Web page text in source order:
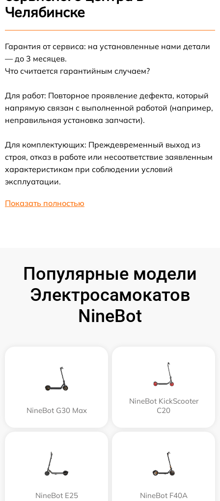
Челябинске
Гарантия от сервиса: на установленные нами детали
— до 3 месяцев.
Что считается гарантийным случаем?
Для работ: Повторное проявление дефекта, который
напрямую связан с выполненной работой (например,
неправильная установка запчасти).
Для комплектующих: Преждевременный выход из
строя, отказ в работе или несоответствие заявленным
характеристикам при соблюдении условий
эксплуатации.
Показать полностью
Популярные модели
Электросамокатов
NineBot
NineBot G30 Max
NineBot KickScooter
C20
NineBot E25 NineBot F40A